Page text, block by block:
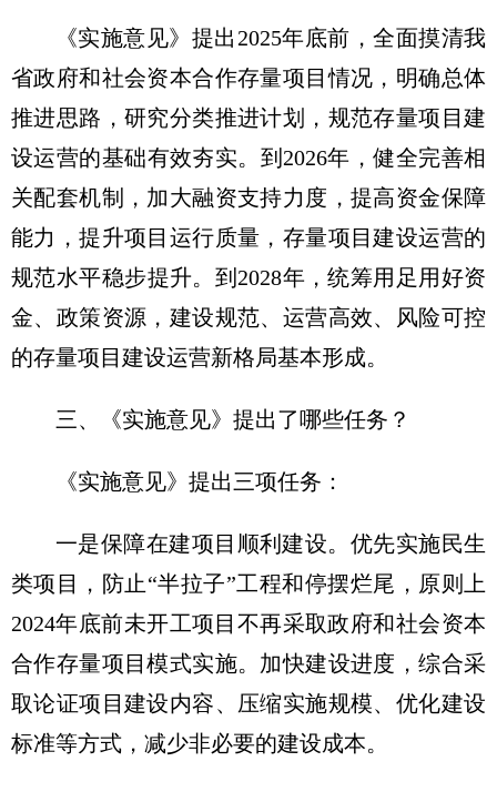
《实施意见》提出2025年底前，全面摸清我
省政府和社会资本合作存量项目情况，明确总体
推进思路，研究分类推进计划，规范存量项目建
设运营的基础有效夯实。到2026年，健全完善相
关配套机制，加大融资支持力度，提高资金保障
能力，提升项目运行质量，存量项目建设运营的
规范水平稳步提升。到2028年，统筹用足用好资
金、政策资源，建设规范、运营高效、风险可控
的存量项目建设运营新格局基本形成。
三、《实施意见》提出了哪些任务？
《实施意见》提出三项任务：
一是保障在建项目顺利建设。优先实施民生
类项目，防止“半拉子”工程和停摆烂尾，原则上
2024年底前未开工项目不再采取政府和社会资本
合作存量项目模式实施。加快建设进度，综合采
取论证项目建设内容、压缩实施规模、优化建设
标准等方式，减少非必要的建设成本。